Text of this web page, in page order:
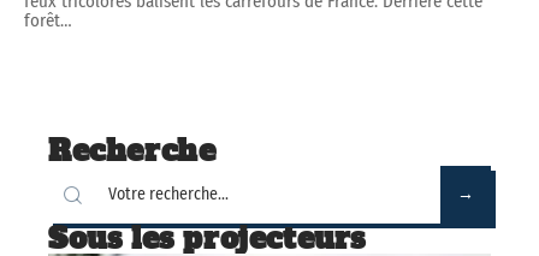
forêt…
Recherche
Sous les projecteurs